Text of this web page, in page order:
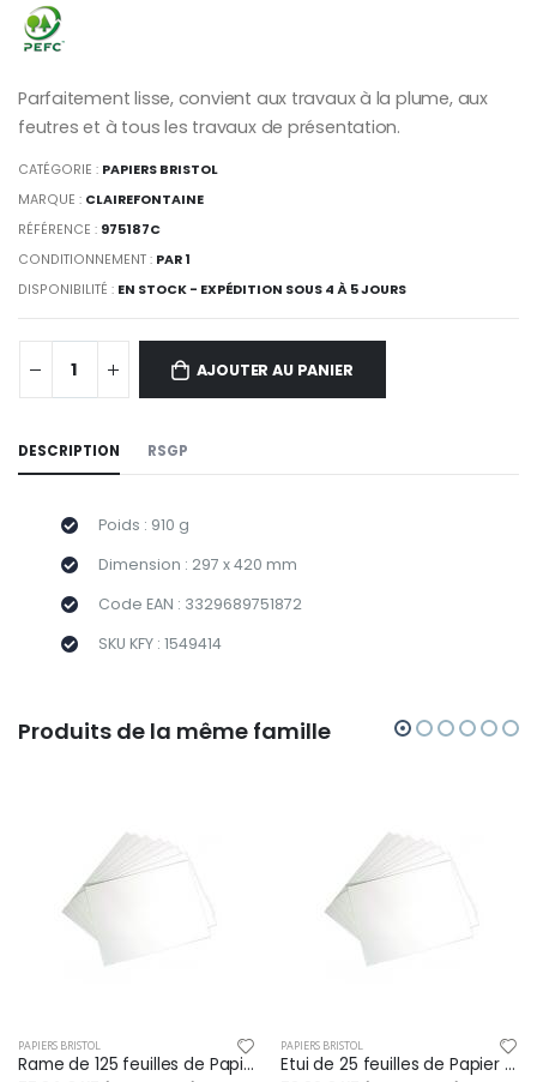
Parfaitement lisse, convient aux travaux à la plume, aux
feutres et à tous les travaux de présentation.
CATÉGORIE : PAPIERS BRISTOL
MARQUE : CLAIREFONTAINE
RÉFÉRENCE : 975187C
CONDITIONNEMENT : PAR 1
DISPONIBILITÉ : EN STOCK - EXPÉDITION SOUS 4 À 5 JOURS
AJOUTER AU PANIER
DESCRIPTION RSGP
Poids : 910 g
Dimension : 297 x 420 mm
Code EAN : 3329689751872
SKU KFY : 1549414
Produits de la même famille
PAPIERS BRISTOL
Rame de 125 feuilles de Papier Bristol extra blanc, 205 g/m², 50x65
PAPIERS BRISTOL
Etui de 25 feuilles de Papier Bristol blanc, 924 g/m², 50x65